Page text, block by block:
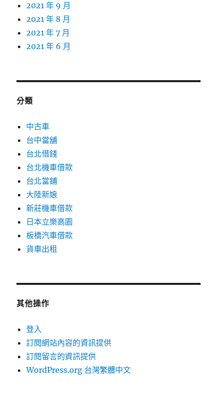
2021 年 9 月
2021 年 8 月
2021 年 7 月
2021 年 6 月
分類
中古車
台中當舖
台北借錢
台北機車借款
台北當鋪
大陸新娘
新莊機車借款
日本立樂高園
板橋汽車借款
貨車出租
其他操作
登入
訂閱網站內容的資訊提供
訂閱留言的資訊提供
WordPress.org 台灣繁體中文